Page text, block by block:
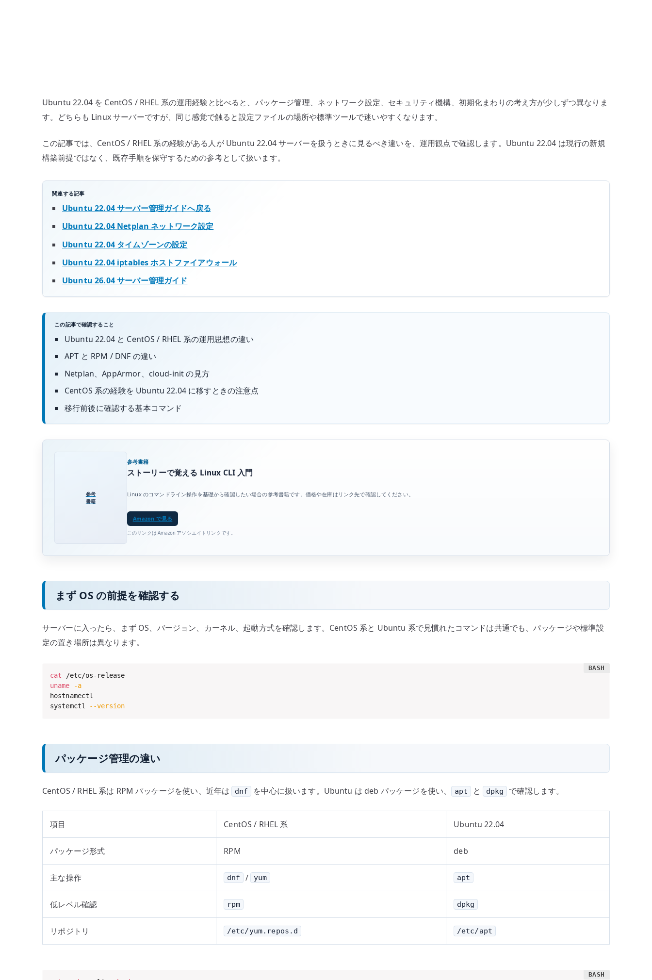
見
設
Ubuntu 22.04 を CentOS / RHEL 系の運用経験と比べると、パッケージ管理、ネットワーク設定、セキュリティ機構、初期化まわりの考え方が少しずつ異なりま
す。どちらも Linux サーバーですが、同じ感覚で触ると設定ファイルの場所や標準ツールで迷いやすくなります。
この記事では、CentOS / RHEL 系の経験がある人が Ubuntu 22.04 サーバーを扱うときに見るべき違いを、運用観点で確認します。Ubuntu 22.04 は現行の新規
構築前提ではなく、既存手順を保守するための参考として扱います。
関連する記事
Ubuntu 22.04 サーバー管理ガイドへ戻る
Ubuntu 22.04 Netplan ネットワーク設定
Ubuntu 22.04 タイムゾーンの設定
Ubuntu 22.04 iptables ホストファイアウォール
Ubuntu 26.04 サーバー管理ガイド
この記事で確認すること
Ubuntu 22.04 と CentOS / RHEL 系の運用思想の違い
APT と RPM / DNF の違い
Netplan、AppArmor、cloud-init の見方
CentOS 系の経験を Ubuntu 22.04 に移すときの注意点
移行前後に確認する基本コマンド
参考
書籍
参考書籍
ストーリーで覚える Linux CLI 入門
Linux のコマンドライン操作を基礎から確認したい場合の参考書籍です。価格や在庫はリンク先で確認してください。
Amazon で見る
このリンクは Amazon アソシエイトリンクです。
まず OS の前提を確認する
サーバーに入ったら、まず OS、バージョン、カーネル、起動方式を確認します。CentOS 系と Ubuntu 系で見慣れたコマンドは共通でも、パッケージや標準設
定の置き場所は異なります。
cat
uname
-a
hostnamectl
systemctl
--version
パッケージ管理の違い
CentOS / RHEL 系は RPM パッケージを使い、近年は dnf を中心に扱います。Ubuntu は deb パッケージを使い、 apt と dpkg で確認します。
項目 CentOS / RHEL 系 Ubuntu 22.04
パッケージ形式 RPM deb
主な操作 dnf / yum apt
低レベル確認 rpm dpkg
リポジトリ /etc/yum.repos.d /etc/apt